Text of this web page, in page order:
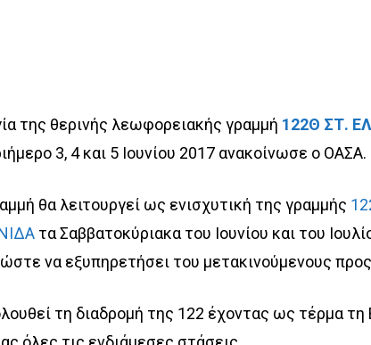
της θερινής λεωφορειακής γραμμή 122Θ ΣΤ.
3, 4 και 5 Ιουνίου 2017 ανακοίνωσε ο ΟΑΣΑ.
θα λειτουργεί ως ενισχυτική της γραμμής
τα Σαββατοκύριακα του Ιουνίου και του
να εξυπηρετήσει του μετακινούμενους
τη διαδρομή της 122 έχοντας ως τέρμα τη